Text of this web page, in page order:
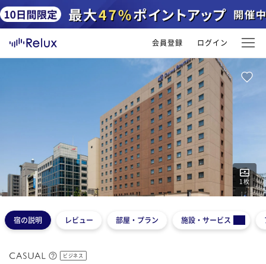
会員登録 ログイン
1 枚
宿の説明 レビュー 部屋・プラン 施設・サービス
ビジネス